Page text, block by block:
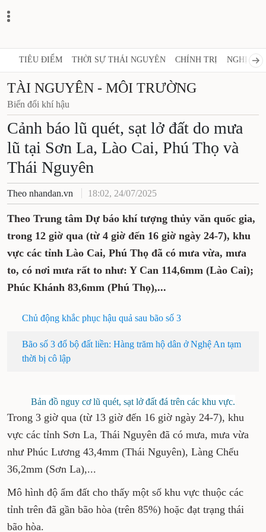
TIÊU ĐIỂM THỜI SỰ THÁI NGUYÊN CHÍNH TRỊ NGHỊ
TÀI NGUYÊN - MÔI TRƯỜNG
Biến đổi khí hậu
Cảnh báo lũ quét, sạt lở đất do mưa
lũ tại Sơn La, Lào Cai, Phú Thọ và
Thái Nguyên
Theo nhandan.vn 18:02, 24/07/2025
Theo Trung tâm Dự báo khí tượng thủy văn quốc gia,
trong 12 giờ qua (từ 4 giờ đến 16 giờ ngày 24-7), khu
vực các tỉnh Lào Cai, Phú Thọ đã có mưa vừa, mưa
to, có nơi mưa rất to như: Y Can 114,6mm (Lào Cai);
Phúc Khánh 83,6mm (Phú Thọ),...
Chủ động khắc phục hậu quả sau bão số 3
Bão số 3 đổ bộ đất liền: Hàng trăm hộ dân ở Nghệ An tạm
thời bị cô lập
Bản đồ nguy cơ lũ quét, sạt lở đất đá trên các khu vực.
Trong 3 giờ qua (từ 13 giờ đến 16 giờ ngày 24-7), khu
vực các tỉnh Sơn La, Thái Nguyên đã có mưa, mưa vừa
như Phúc Lương 43,4mm (Thái Nguyên), Làng Chếu
36,2mm (Sơn La),...
Mô hình độ ẩm đất cho thấy một số khu vực thuộc các
tỉnh trên đã gần bão hòa (trên 85%) hoặc đạt trạng thái
bão hòa.